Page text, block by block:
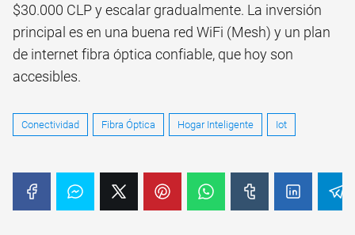
$30.000 CLP y escalar gradualmente. La inversión
principal es en una buena red WiFi (Mesh) y un plan
de internet fibra óptica confiable, que hoy son
accesibles.
Conectividad Fibra Óptica Hogar Inteligente Iot